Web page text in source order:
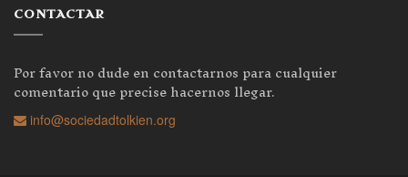
CONTACTAR
Por favor no dude en contactarnos para cualquier
comentario que precise hacernos llegar.
info@sociedadtolkien.org